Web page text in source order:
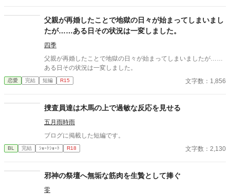
父親が再婚したことで地獄の日々が始まってしまいまし
たが……ある日その状況は一変しました。
四季
父親が再婚したことで地獄の日々が始まってしまいましたが……
ある日その状況は一変しました。
恋愛 完結 短編 R15 文字数：1,856
捜査員達は木馬の上で過敏な反応を見せる
五月雨時雨
ブログに掲載した短編です。
BL 完結 ｼｮｰﾄｼｮｰﾄ R18 文字数：2,130
邪神の祭壇へ無垢な筋肉を生贄として捧ぐ
零